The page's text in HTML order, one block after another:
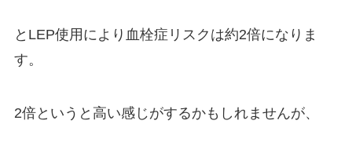
とLEP使用により血栓症リスクは約2倍になりま
す。
2倍というと高い感じがするかもしれませんが、